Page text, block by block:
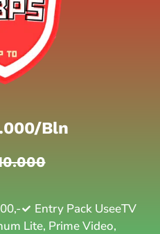
bln
Entry Pack UseeTV
Lite, Prime Video,